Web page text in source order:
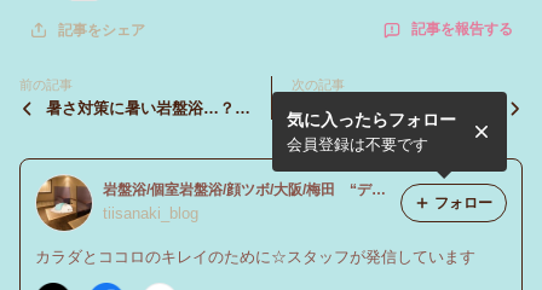
記事をシェア 記事を報告する
前の記事
暑さ対策に暑い岩盤浴…？い
次の記事
お友達とご一緒に楽しんでく
ださい(^▽^)/
岩盤浴/個室岩盤浴/顔ツボ/大阪/梅田 “デトックスで綺麗力アップ！”
tiisanaki_blog
カラダとココロのキレイのために☆スタッフが発信しています
気に入ったらフォロー
会員登録は不要です
フォロー